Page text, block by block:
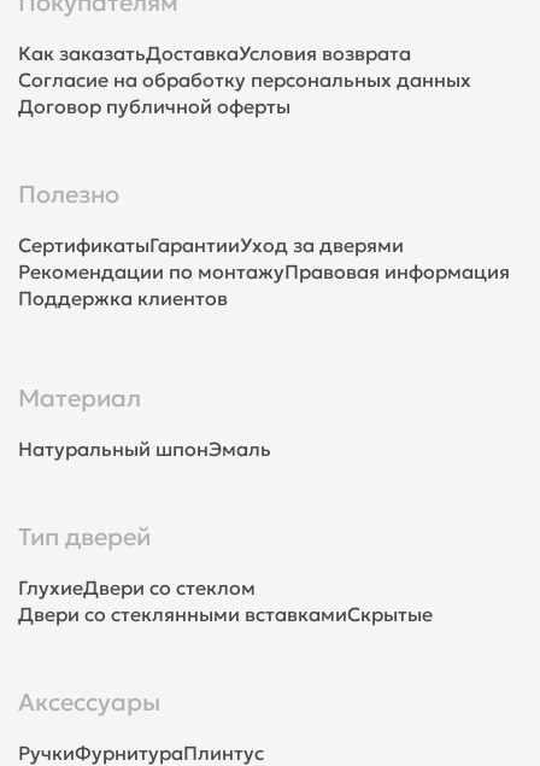
Как заказатьДоставкаУсловия возврата
Согласие на обработку персональных данных
Договор публичной оферты
Полезно
СертификатыГарантииУход за дверями
Рекомендации по монтажуПравовая информация
Поддержка клиентов
Материал
Натуральный шпонЭмаль
Тип дверей
ГлухиеДвери со стеклом
Двери со стеклянными вставкамиСкрытые
Аксессуары
РучкиФурнитураПлинтус